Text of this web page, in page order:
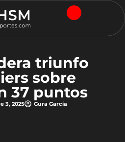
triunfo
sobre
37 puntos
3, 2025 Gura García